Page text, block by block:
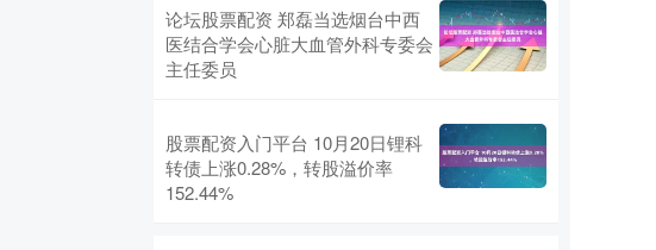
论坛股票配资 郑磊当选烟台中西
医结合学会心脏大血管外科专委会
主任委员
股票配资入门平台 10月20日锂科
转债上涨0.28%，转股溢价率
152.44%